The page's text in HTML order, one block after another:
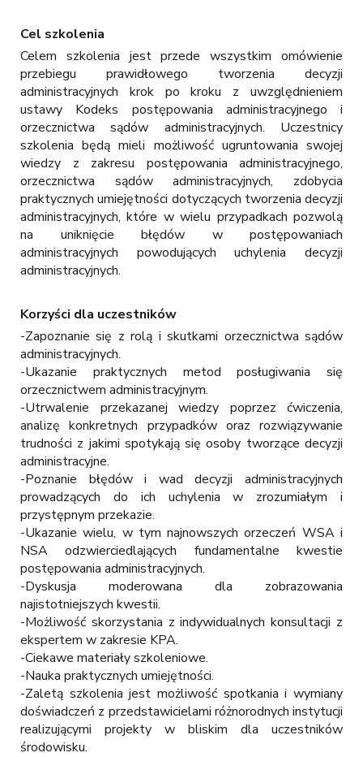
Cel szkolenia
Celem szkolenia jest przede wszystkim omówienie
przebiegu prawidłowego tworzenia decyzji
administracyjnych krok po kroku z uwzględnieniem
ustawy Kodeks postępowania administracyjnego i
orzecznictwa sądów administracyjnych. Uczestnicy
szkolenia będą mieli możliwość ugruntowania swojej
wiedzy z zakresu postępowania administracyjnego,
orzecznictwa sądów administracyjnych, zdobycia
praktycznych umiejętności dotyczących tworzenia decyzji
administracyjnych, które w wielu przypadkach pozwolą
na uniknięcie błędów w postępowaniach
administracyjnych powodujących uchylenia decyzji
administracyjnych.
Korzyści dla uczestników
-Zapoznanie się z rolą i skutkami orzecznictwa sądów
administracyjnych.
-Ukazanie praktycznych metod posługiwania się
orzecznictwem administracyjnym.
-Utrwalenie przekazanej wiedzy poprzez ćwiczenia,
analizę konkretnych przypadków oraz rozwiązywanie
trudności z jakimi spotykają się osoby tworzące decyzji
administracyjne.
-Poznanie błędów i wad decyzji administracyjnych
prowadzących do ich uchylenia w zrozumiałym i
przystępnym przekazie.
-Ukazanie wielu, w tym najnowszych orzeczeń WSA i
NSA odzwierciedlających fundamentalne kwestie
postępowania administracyjnych.
-Dyskusja moderowana dla zobrazowania
najistotniejszych kwestii.
-Możliwość skorzystania z indywidualnych konsultacji z
ekspertem w zakresie KPA.
-Ciekawe materiały szkoleniowe.
-Nauka praktycznych umiejętności.
-Zaletą szkolenia jest możliwość spotkania i wymiany
doświadczeń z przedstawicielami różnorodnych instytucji
realizującymi projekty w bliskim dla uczestników
środowisku.